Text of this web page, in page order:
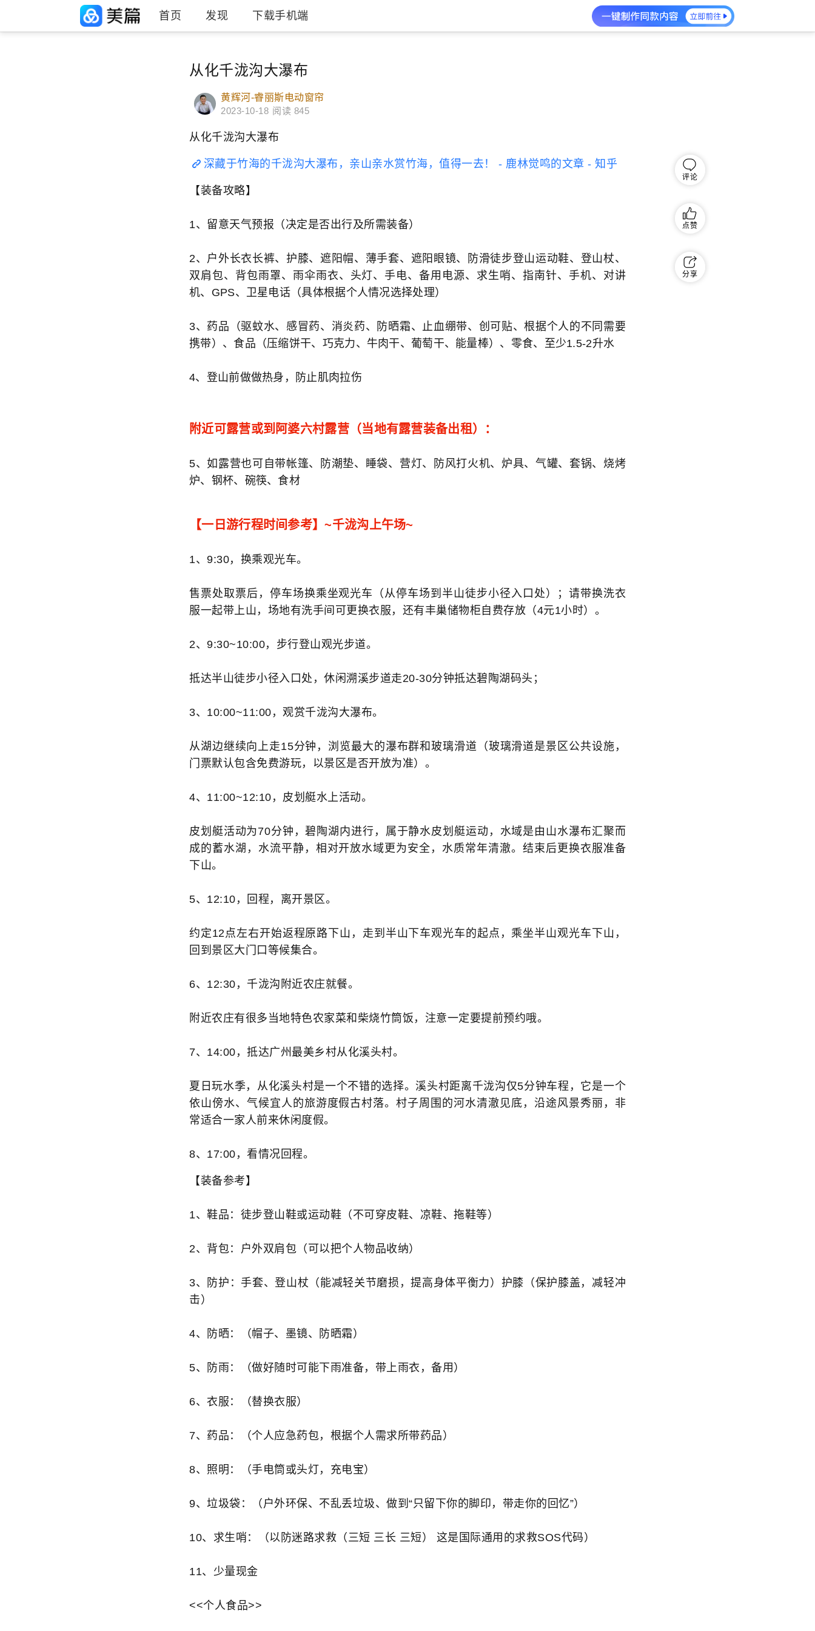
首页 发现 下载手机端
从化千泷沟大瀑布
黄辉河-睿丽斯电动窗帘
2023-10-18 阅读 845
从化千泷沟大瀑布
深藏于竹海的千泷沟大瀑布，亲山亲水赏竹海，值得一去！ - 鹿林觉鸣的文章 - 知乎
【装备攻略】
1、留意天气预报（决定是否出行及所需装备）
2、户外长衣长裤、护膝、遮阳帽、薄手套、遮阳眼镜、防滑徒步登山运动鞋、登山杖、
双肩包、背包雨罩、雨伞雨衣、头灯、手电、备用电源、求生哨、指南针、手机、对讲
机、GPS、卫星电话（具体根据个人情况选择处理）
3、药品（驱蚊水、感冒药、消炎药、防晒霜、止血绷带、创可贴、根据个人的不同需要
携带）、食品（压缩饼干、巧克力、牛肉干、葡萄干、能量棒）、零食、至少1.5-2升水
4、登山前做做热身，防止肌肉拉伤
附近可露营或到阿婆六村露营（当地有露营装备出租）：
5、如露营也可自带帐篷、防潮垫、睡袋、营灯、防风打火机、炉具、气罐、套锅、烧烤
炉、钢杯、碗筷、食材
【一日游行程时间参考】~千泷沟上午场~
1、9:30，换乘观光车。
售票处取票后，停车场换乘坐观光车（从停车场到半山徒步小径入口处）；请带换洗衣
服一起带上山，场地有洗手间可更换衣服，还有丰巢储物柜自费存放（4元1小时）。
2、9:30~10:00，步行登山观光步道。
抵达半山徒步小径入口处，休闲溯溪步道走20-30分钟抵达碧陶湖码头；
3、10:00~11:00，观赏千泷沟大瀑布。
从湖边继续向上走15分钟，浏览最大的瀑布群和玻璃滑道（玻璃滑道是景区公共设施，
门票默认包含免费游玩，以景区是否开放为准）。
4、11:00~12:10，皮划艇水上活动。
皮划艇活动为70分钟，碧陶湖内进行，属于静水皮划艇运动，水域是由山水瀑布汇聚而
成的蓄水湖，水流平静，相对开放水域更为安全，水质常年清澈。结束后更换衣服准备
下山。
5、12:10，回程，离开景区。
约定12点左右开始返程原路下山，走到半山下车观光车的起点，乘坐半山观光车下山，
回到景区大门口等候集合。
6、12:30，千泷沟附近农庄就餐。
附近农庄有很多当地特色农家菜和柴烧竹筒饭，注意一定要提前预约哦。
7、14:00，抵达广州最美乡村从化溪头村。
夏日玩水季，从化溪头村是一个不错的选择。溪头村距离千泷沟仅5分钟车程，它是一个
依山傍水、气候宜人的旅游度假古村落。村子周围的河水清澈见底，沿途风景秀丽，非
常适合一家人前来休闲度假。
8、17:00，看情况回程。
【装备参考】
1、鞋品：徒步登山鞋或运动鞋（不可穿皮鞋、凉鞋、拖鞋等）
2、背包：户外双肩包（可以把个人物品收纳）
3、防护：手套、登山杖（能减轻关节磨损，提高身体平衡力）护膝（保护膝盖，减轻冲
击）
4、防晒：（帽子、墨镜、防晒霜）
5、防雨：（做好随时可能下雨准备，带上雨衣，备用）
6、衣服：（替换衣服）
7、药品：（个人应急药包，根据个人需求所带药品）
8、照明：（手电筒或头灯，充电宝）
9、垃圾袋：（户外环保、不乱丢垃圾、做到“只留下你的脚印，带走你的回忆”）
10、求生哨：（以防迷路求救（三短 三长 三短） 这是国际通用的求救SOS代码）
11、少量现金
<<个人食品>>
评论
点赞
分享